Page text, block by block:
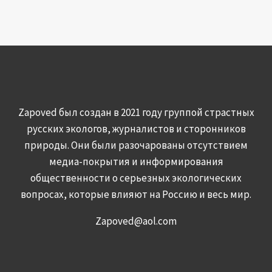
Zapoved был создан в 2021 году группой страстных
русских экологов, журналистов и сторонников
природы. Они были разочарованы отсутствием
медиа-покрытия и информирования
общественности о серьезных экологических
вопросах, которые влияют на Россию и весь мир.
Zapoved@aol.com